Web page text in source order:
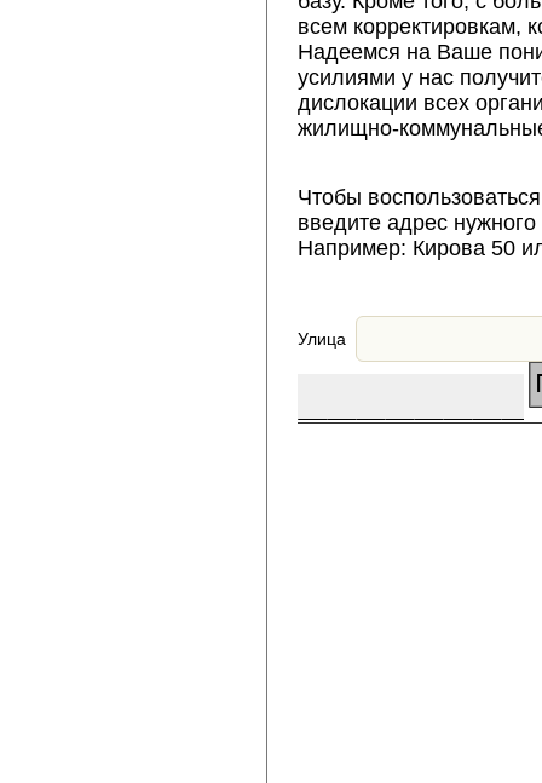
всем корректировкам,
Надеемся на Ваше
усилиями у нас
дислокации всех
жилищно-
Чтобы
введите адрес
Например: Кирова 50
Улица